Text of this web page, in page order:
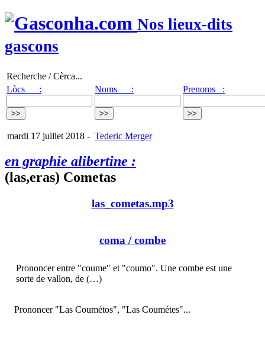
Nos lieux-dits
gascons
Recherche / Cèrca...
Lòcs :
Noms : Prenoms :
mardi 17 juillet 2018 - Tederic Merger
en graphie alibertine :
(las,eras) Cometas
las_cometas.mp3
coma / combe
Prononcer entre "coume" et "coumo". Une combe est une
sorte de vallon, de (…)
Prononcer "Las Coumétos", "Las Coumétes"...